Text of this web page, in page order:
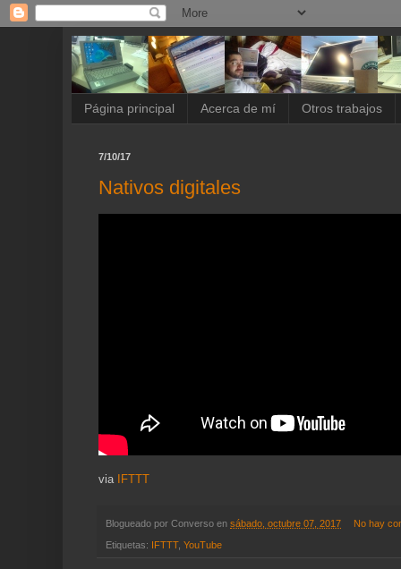
Página principal Acerca de mí Otros trabajos
7/10/17
Nativos digitales
via IFTTT
Blogueado por Converso en sábado, octubre 07, 2017 No hay
Etiquetas: IFTTT, YouTube